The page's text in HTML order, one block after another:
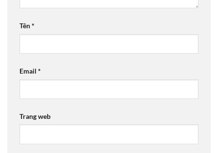
Tên*
Email *
Trang web